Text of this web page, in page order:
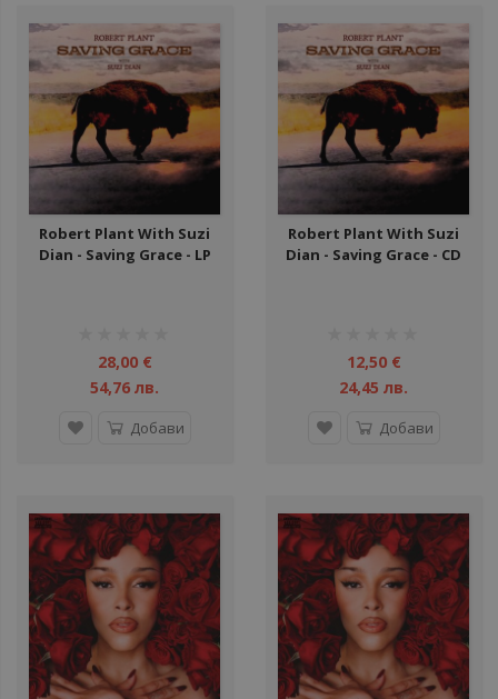
Robert Plant With Suzi
Dian - Saving Grace - LP
28,00 €
54,76 лв.
Добави
Robert Plant With Suzi
Dian - Saving Grace - CD
12,50 €
24,45 лв.
Добави